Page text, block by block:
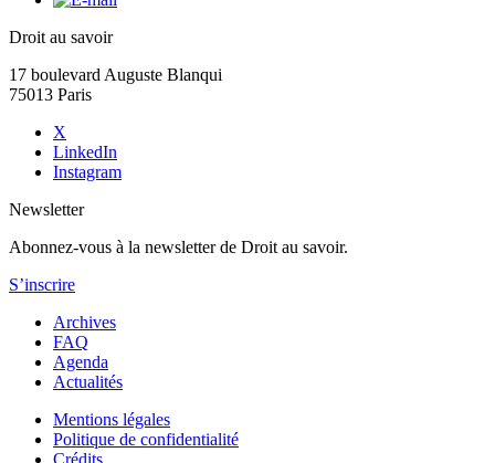
Droit au savoir
17 boulevard Auguste Blanqui
75013 Paris
X
LinkedIn
Instagram
Newsletter
Abonnez-vous à la newsletter de Droit au savoir.
S’inscrire
Archives
FAQ
Agenda
Actualités
Mentions légales
Politique de confidentialité